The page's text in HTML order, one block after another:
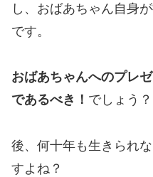
し、おばあちゃん自身
です。
おばあちゃんへのプレ
であるべき！ でしょう？
後、何十年も生きられ
すよね？